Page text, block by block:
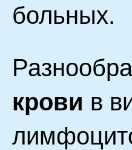
больных.
крови в